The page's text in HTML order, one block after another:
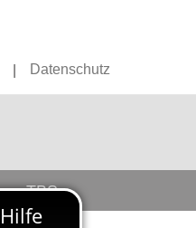
Datenschutz
TBS